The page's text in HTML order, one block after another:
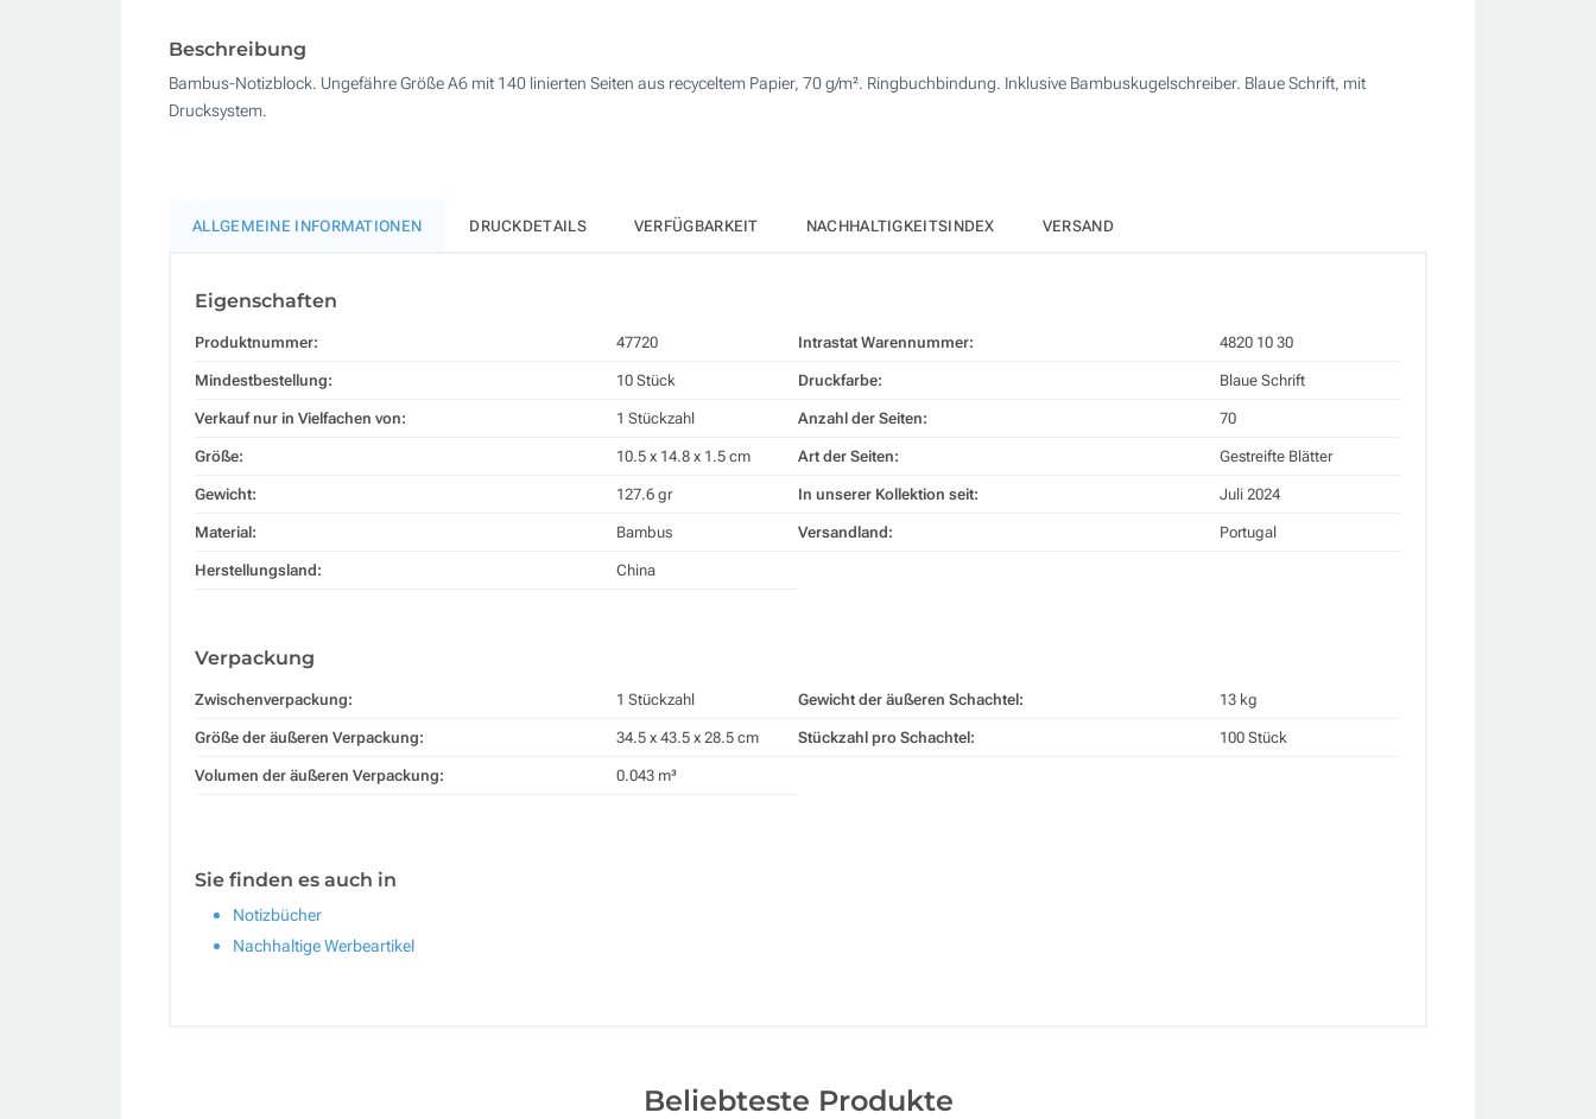
Beschreibung
Bambus-Notizblock. Ungefähre Größe A6 mit 140 linierten Seiten aus recyceltem Papier, 70 g/m². Ringbuchbindung. Inklusive Bambuskugelschreiber. Blaue Schrift, mit
Drucksystem.
ALLGEMEINE INFORMATIONEN DRUCKDETAILS VERFÜGBARKEIT NACHHALTIGKEITSINDEX VERSAND
Eigenschaften
Produktnummer: 47720
Mindestbestellung: 10 Stück
Verkauf nur in Vielfachen von: 1 Stückzahl
Größe: 10.5 x 14.8 x 1.5 cm
Gewicht: 127.6 gr
Material: Bambus
Herstellungsland: China
Intrastat Warennummer: 4820 10 30
Druckfarbe: Blaue Schrift
Anzahl der Seiten: 70
Art der Seiten: Gestreifte Blätter
In unserer Kollektion seit: Juli 2024
Versandland: Portugal
Verpackung
Zwischenverpackung: 1 Stückzahl
Größe der äußeren Verpackung: 34.5 x 43.5 x 28.5 cm
Volumen der äußeren Verpackung: 0.043 m³
Gewicht der äußeren Schachtel: 13 kg
Stückzahl pro Schachtel: 100 Stück
Sie finden es auch in
Notizbücher
Nachhaltige Werbeartikel
Beliebteste Produkte